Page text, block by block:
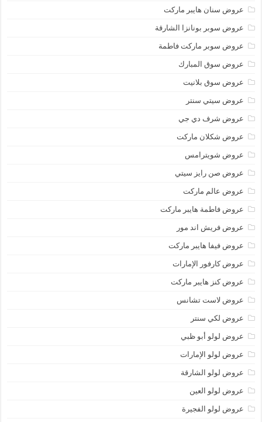
عروض سنان هايبر ماركت
عروض سوبر بونانزا الشارقة
عروض سوبر ماركت فاطمة
عروض سوق المبارك
عروض سوق بلانيت
عروض سيتي سنتر
عروض شرف دي جي
عروض شكلان ماركت
عروض شويترامس
عروض صن رايز سيتي
عروض عالم ماركت
عروض فاطمة هايبر ماركت
عروض فريش اند مور
عروض فيفا هايبر ماركت
عروض كارفور الإمارات
عروض كنز هايبر ماركت
عروض لاست تشانس
عروض لكي سنتر
عروض لولو أبو ظبي
عروض لولو الإمارات
عروض لولو الشارقة
عروض لولو العين
عروض لولو الفجيرة